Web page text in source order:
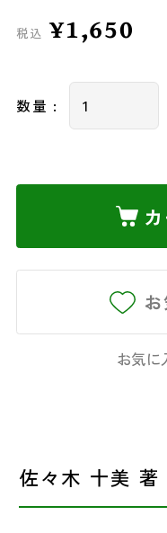
税込 ¥1,650
数量 :
お気に
佐々木 十美 著